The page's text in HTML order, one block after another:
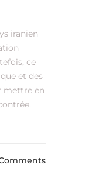
iranien
ce
et des
mettre en